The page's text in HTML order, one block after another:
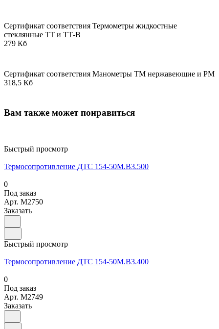
Сертификат соответствия Термометры жидкостные
стеклянные ТТ и ТТ-В
279 Кб
Сертификат соответствия Манометры ТМ нержавеющие и РМ
318,5 Кб
Вам также может понравиться
Быстрый просмотр
Термосопротивление ДТС 154-50М.В3.500
0
Под заказ
Арт. M2750
Заказать
Быстрый просмотр
Термосопротивление ДТС 154-50М.В3.400
0
Под заказ
Арт. M2749
Заказать